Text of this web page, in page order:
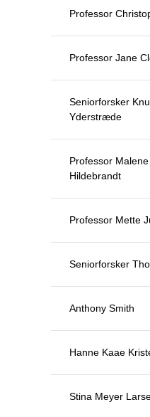
Professor
Professor Jane
Seniorforsker
Yderstræde
Professor
Hildebrandt
Professor Mette
Seniorforsker
Anthony Smith
Hanne Kaae
Stina Meyer